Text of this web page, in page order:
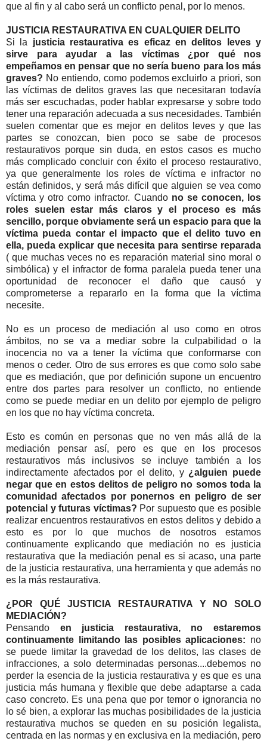
que al fin y al cabo será un conflicto penal, por lo menos.
JUSTICIA RESTAURATIVA EN CUALQUIER DELITO
Si la justicia restaurativa es eficaz en delitos leves y
sirve para ayudar a las víctimas ¿por qué nos
empeñamos en pensar que no sería bueno para los más
graves? No entiendo, como podemos excluirlo a priori, son
las víctimas de delitos graves las que necesitaran todavía
más ser escuchadas, poder hablar expresarse y sobre todo
tener una reparación adecuada a sus necesidades. También
suelen comentar que es mejor en delitos leves y que las
partes se conozcan, bien poco se sabe de procesos
restaurativos porque sin duda, en estos casos es mucho
más complicado concluir con éxito el proceso restaurativo,
ya que generalmente los roles de víctima e infractor no
están definidos, y será más difícil que alguien se vea como
víctima y otro como infractor. Cuando no se conocen, los
roles suelen estar más claros y el proceso es más
sencillo, porque obviamente será un espacio para que la
víctima pueda contar el impacto que el delito tuvo en
ella, pueda explicar que necesita para sentirse reparada
( que muchas veces no es reparación material sino moral o
simbólica) y el infractor de forma paralela pueda tener una
oportunidad de reconocer el daño que causó y
comprometerse a repararlo en la forma que la víctima
necesite.
No es un proceso de mediación al uso como en otros
ámbitos, no se va a mediar sobre la culpabilidad o la
inocencia no va a tener la víctima que conformarse con
menos o ceder. Otro de sus errores es que como solo sabe
que es mediación, que por definición supone un encuentro
entre dos partes para resolver un conflicto, no entiende
como se puede mediar en un delito por ejemplo de peligro
en los que no hay víctima concreta.
Esto es común en personas que no ven más allá de la
mediación pensar así, pero es que en los procesos
restaurativos más inclusivos se incluye también a los
indirectamente afectados por el delito, y ¿alguien puede
negar que en estos delitos de peligro no somos toda la
comunidad afectados por ponernos en peligro de ser
potencial y futuras víctimas? Por supuesto que es posible
realizar encuentros restaurativos en estos delitos y debido a
esto es por lo que muchos de nosotros estamos
continuamente explicando que mediación no es justicia
restaurativa que la mediación penal es si acaso, una parte
de la justicia restaurativa, una herramienta y que además no
es la más restaurativa.
¿POR QUÉ JUSTICIA RESTAURATIVA Y NO SOLO
MEDIACIÓN?
Pensando en justicia restaurativa, no estaremos
continuamente limitando las posibles aplicaciones: no
se puede limitar la gravedad de los delitos, las clases de
infracciones, a solo determinadas personas....debemos no
perder la esencia de la justicia restaurativa y es que es una
justicia más humana y flexible que debe adaptarse a cada
caso concreto. Es una pena que por temor o ignorancia no
lo sé bien, a explorar las muchas posibilidades de la justicia
restaurativa muchos se queden en su posición legalista,
centrada en las normas y en exclusiva en la mediación, pero